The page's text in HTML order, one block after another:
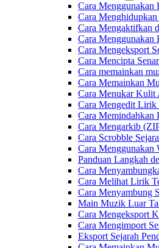
Cara Menggunakan
Cara
Cara Mengaktifkan
Cara Menggunakan
Cara Mengeksport
Cara Mencipta
Cara memainkan
Cara Memainkan
Cara Menukar Kulit
Cara Mengedit
Cara Memindahkan
Cara Mengarkib
Cara Scrobble
Cara Menggunakan
Panduan Langkah
Cara
Cara Melihat Lirik
Cara Menyambung
Main Muzik Luar
Cara Mengeksport
Cara Mengimport
Eksport Sejarah